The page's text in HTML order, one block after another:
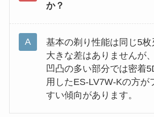
か？
基本の剃り性能は同じ5
大きな差はありませんが
凹凸の多い部分では密着
用したES-LV7W-Kの方が
すい傾向があります。